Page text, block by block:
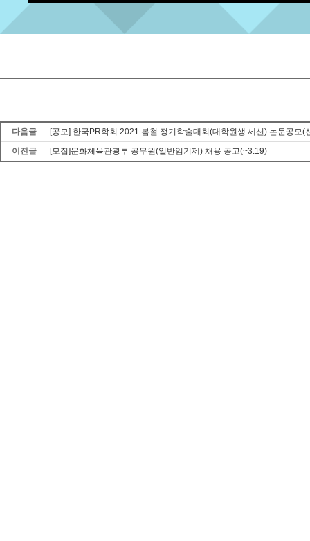
다음글
[공모] 한국PR학회 2021 봄철 정기학술대회(대학원생 세션) 논문공모(
이전글
[모집]문화체육관광부 공무원(일반임기제) 채용 공고(~3.19)